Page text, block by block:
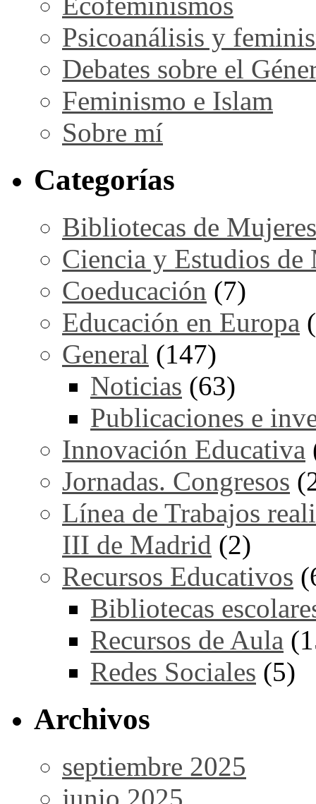
Psicoanálisis y
Debates sobre el
Feminismo e Islam
Sobre mí
Categorías
Bibliotecas de Mujeres
Ciencia y Estudios de
Coeducación (7)
Educación en Europa
General (147)
Noticias (63)
Publicaciones e
Innovación Educativa
Jornadas. Congresos
Línea de Trabajos
III de Madrid (2)
Recursos Educativos
Bibliotecas
Recursos de Aula
Redes Sociales (5)
Archivos
septiembre 2025